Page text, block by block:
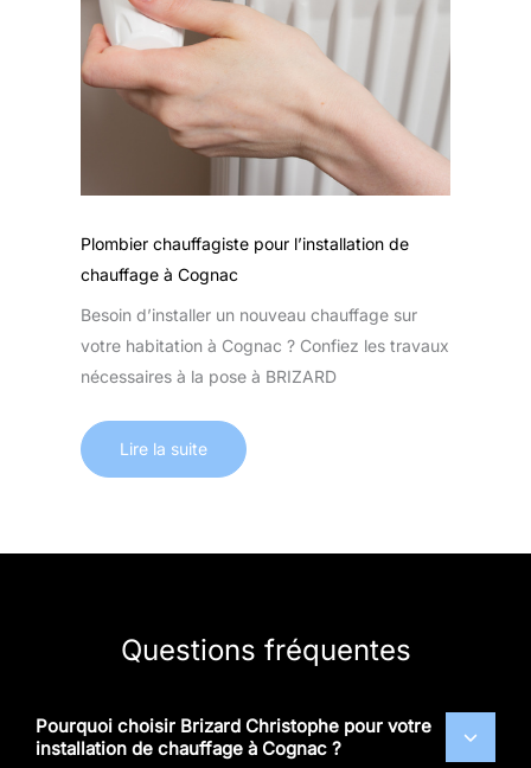
Plombier chauffagiste pour l’installation de
chauffage à Cognac
Besoin d’installer un nouveau chauffage sur
votre habitation à Cognac ? Confiez les travaux
nécessaires à la pose à BRIZARD
Lire la suite
Questions fréquentes
Pourquoi choisir Brizard Christophe pour votre
installation de chauffage à Cognac ?